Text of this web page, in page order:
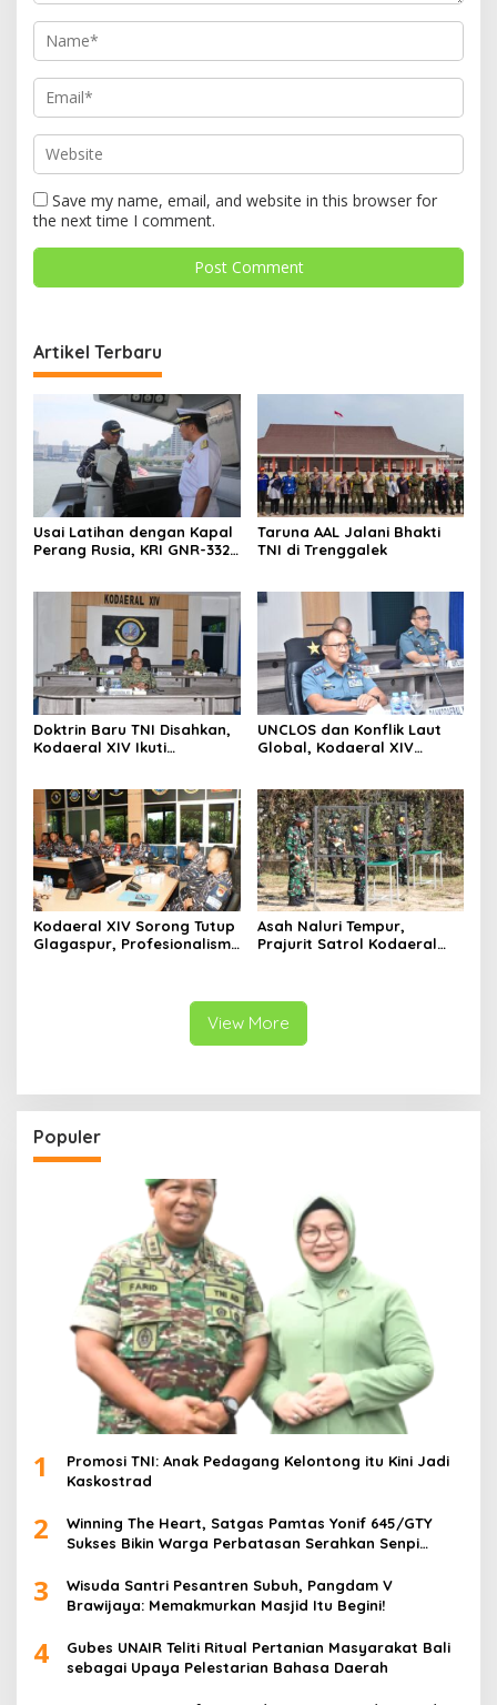
Save my name, email, and website in this browser for
the next time I comment.
Artikel Terbaru
Usai Latihan dengan Kapal
Perang Rusia, KRI GNR-332
Taruna AAL Jalani Bhakti
TNI di Trenggalek
Doktrin Baru TNI Disahkan,
Kodaeral XIV Ikuti
UNCLOS dan Konflik Laut
Global, Kodaeral XIV
Kodaeral XIV Sorong Tutup
Glagaspur, Profesionalisme
Asah Naluri Tempur,
Prajurit Satrol Kodaeral
View More
Populer
1
Promosi TNI: Anak Pedagang Kelontong itu Kini Jadi
Kaskostrad
2
Winning The Heart, Satgas Pamtas Yonif 645/GTY
Sukses Bikin Warga Perbatasan Serahkan Senpi
3
Wisuda Santri Pesantren Subuh, Pangdam V
Brawijaya: Memakmurkan Masjid Itu Begini!
4
Gubes UNAIR Teliti Ritual Pertanian Masyarakat Bali
sebagai Upaya Pelestarian Bahasa Daerah